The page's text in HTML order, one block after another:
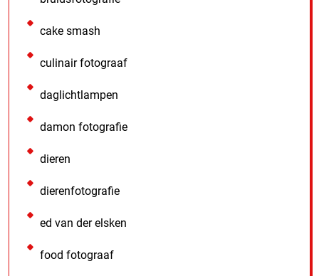
cake smash
culinair fotograaf
daglichtlampen
damon fotografie
dieren
dierenfotografie
ed van der elsken
food fotograaf